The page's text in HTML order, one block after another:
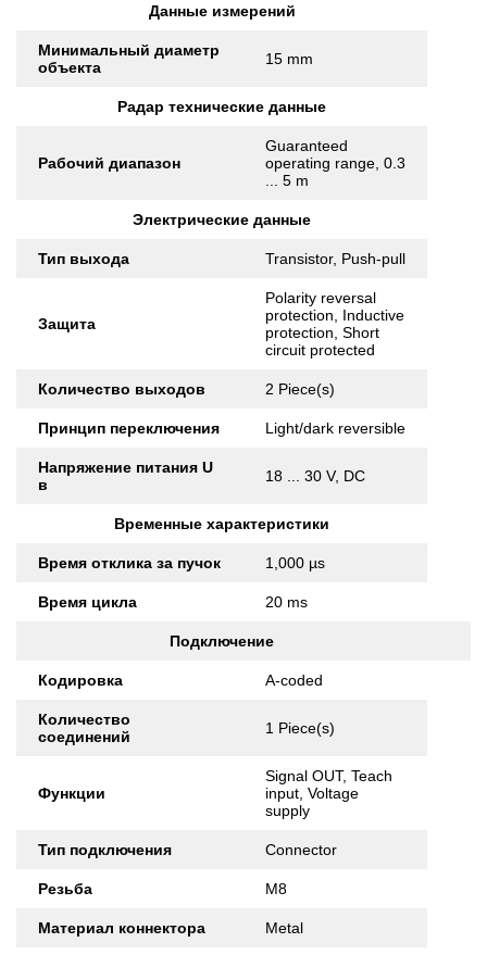
Данные измерений
Минимальный диаметр
объекта
15 mm
Радар технические данные
Рабочий диапазон
Guaranteed
operating range, 0.3
... 5 m
Электрические данные
Тип выхода Transistor, Push-pull
Защита
Polarity reversal
protection, Inductive
protection, Short
circuit protected
Количество выходов 2 Piece(s)
Принцип переключения Light/dark reversible
Напряжение питания U
в
18 ... 30 V, DC
Временные характеристики
Время отклика за пучок 1,000 µs
Время цикла 20 ms
Подключение
Кодировка A-coded
Количество
соединений
1 Piece(s)
Функции
Signal OUT, Teach
input, Voltage
supply
Тип подключения Connector
Резьба M8
Материал коннектора Metal